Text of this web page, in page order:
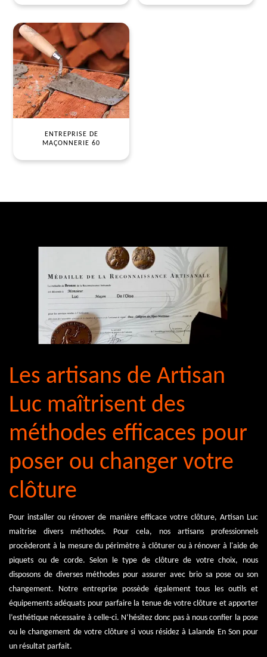
ENTREPRISE DE
MAÇONNERIE 60
Les artisans de Artisan
Luc maîtrisent des
méthodes efficaces pour
poser ou changer votre
clôture
Pour installer ou rénover de manière efficace votre clôture, Artisan Luc
maitrise divers méthodes. Pour cela, nos artisans professionnels
procèderont à la mesure du périmètre à clôturer ou à rénover à l'aide de
piquets ou de corde. Selon le type de clôture de votre choix, nous
disposons de diverses méthodes pour assurer avec brio sa pose ou son
changement. Notre entreprise possède également tous les outils et
équipements adéquats pour parfaire la tenue de votre clôture et apporter
l’esthétique nécessaire à celle-ci. N’hésitez donc pas à nous confier la pose
ou le changement de votre clôture si vous résidez à Lalande En Son pour
un résultat parfait.